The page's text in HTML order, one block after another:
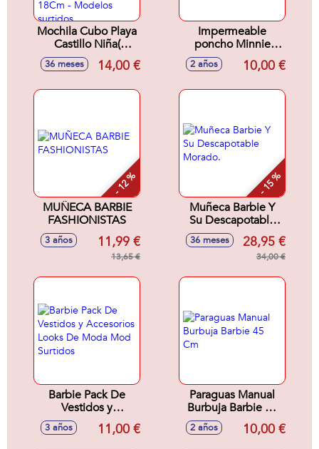
Mochila Cubo Playa
Castillo Niña(
Frozen, Minnie,
Barbie) Con
Rastrillo, Regadera
36 meses 14,00 €
Impermeable
poncho Minnie
(Talla S y M) -
Modelos surtidos
2 años 10,00 €
- 12 %
MUÑECA BARBIE
FASHIONISTAS
3 años 11,99 €
13,65 €
- 15 %
Muñeca Barbie Y
Su Descapotable
Morado.
36 meses 28,95 €
34,00 €
Barbie Pack De
Vestidos y
Accesorios Looks
De Moda Mod
3 años 11,00 €
Paraguas Manual
Burbuja Barbie 45
2 años 10,00 €